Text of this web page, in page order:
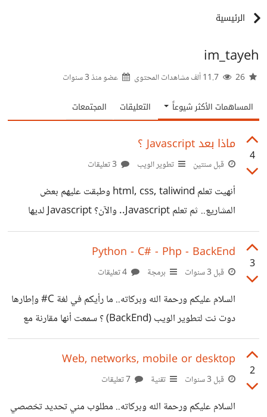
الرئيسية
im_tayeh
عضو منذ3 سنوات
المساهمات الأكثر شيوعاً التعليقات المجتمعات
4
ماذا بعد Javascript ؟
قبل سنتين تطوير الويب
أنهيت تعلم html, css, taliwind وطبقت عليهم بعض
المشاريع.. ثم تعلم Javascript.. والآن؟ Javascript لديها
العديد من المكتبات، ولا أفهم الفروقات بينهم، ولا ماذا أختار!
BackEnd وبالتحديد في بيئة .Net
3
Python - C# - Php - BackEnd
قبل 3 سنوات برمجة
السلام عليكم ورحمة الله وبركاته.. ما رأيكم في لغة C# وإطارها
دوت نت لتطوير الويب (BackEnd) ؟ سمعت أنها مقارنة مع
Python و Php فإنها مطلوبة الآن بشكل كبير خصوصاً قلة
العاملين بها..
2
Web, networks, mobile or desktop
قبل 3 سنوات تقنية
السلام عليكم ورحمة الله وبركاته.. مطلوب مني تحديد تخصصي